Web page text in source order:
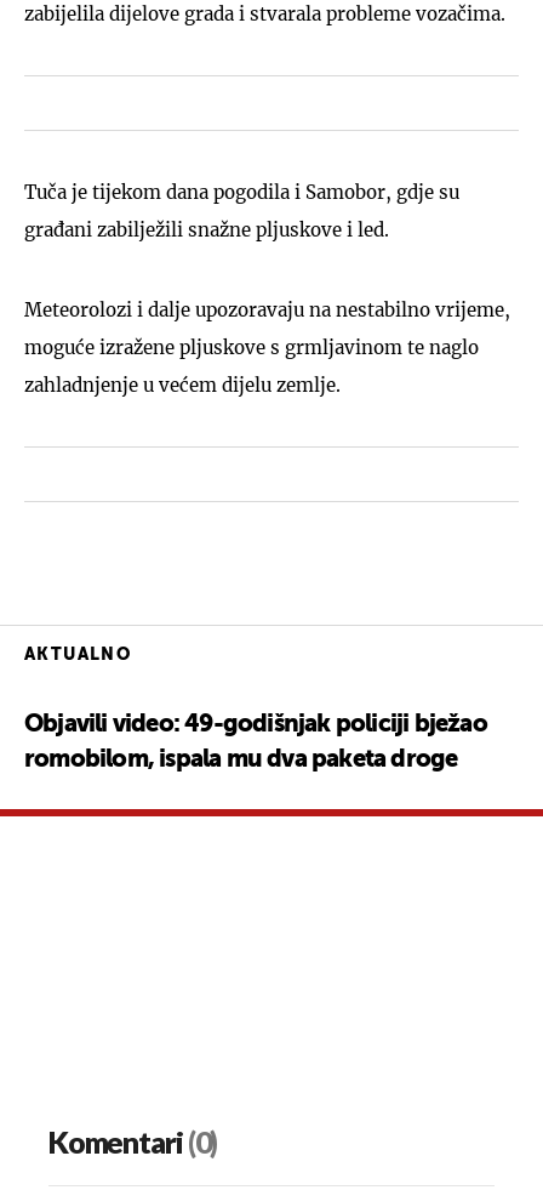
zabijelila dijelove grada i stvarala probleme vozačima.
Tuča je tijekom dana pogodila i Samobor, gdje su
građani zabilježili snažne pljuskove i led.
Meteorolozi i dalje upozoravaju na nestabilno vrijeme,
moguće izražene pljuskove s grmljavinom te naglo
zahladnjenje u većem dijelu zemlje.
AKTUALNO
Objavili video: 49-godišnjak policiji bježao
romobilom, ispala mu dva paketa droge
Komentari(0)